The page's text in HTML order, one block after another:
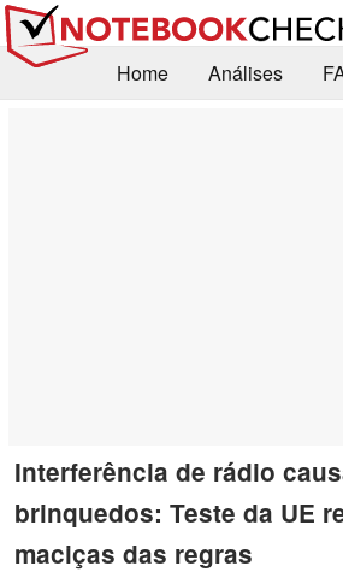
Home Análises
Interferência de rádio
brinquedos: Teste da UE
maciças das regras